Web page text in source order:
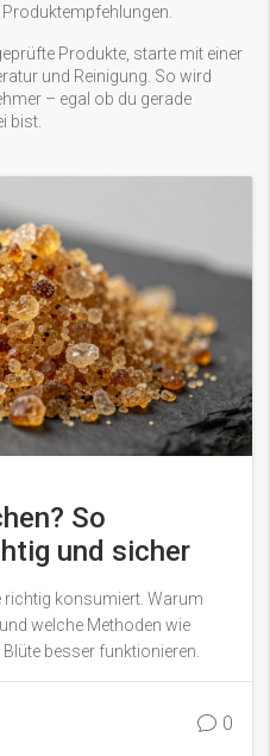
Produkte, starte mit einer
und Reinigung. So wird
– egal ob du gerade
bist.
So
und sicher
richtig konsumiert. Warum
welche Methoden wie
besser funktionieren.
0